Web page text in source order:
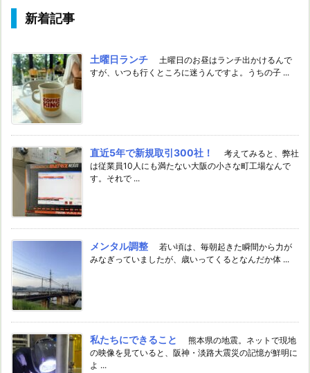
新着記事
土曜日ランチ
土曜日のお昼はランチ出かけるんで
すが、いつも行くところに迷うんですよ。うちの子 ...
直近5年で新規取引300社！
考えてみると、弊社
は従業員10人にも満たない大阪の小さな町工場なんで
す。それで ...
メンタル調整
若い頃は、毎朝起きた瞬間から力が
みなぎっていましたが、歳いってくるとなんだか体 ...
私たちにできること
熊本県の地震。ネットで現地
の映像を見ていると、阪神・淡路大震災の記憶が鮮明に
よ ...